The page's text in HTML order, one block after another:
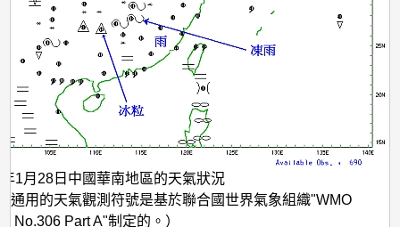
1月28日中國華南地區的天氣狀況
通用的天氣觀測符號是基於聯合國世界氣象組織"WMO
No.306 Part A"制定的。）